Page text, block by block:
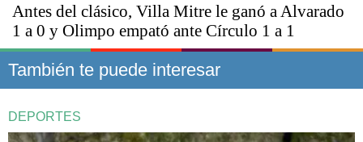
Antes del clásico, Villa Mitre le ganó a Alvarado
1 a 0 y Olimpo empató ante Círculo 1 a 1
También te puede interesar
DEPORTES